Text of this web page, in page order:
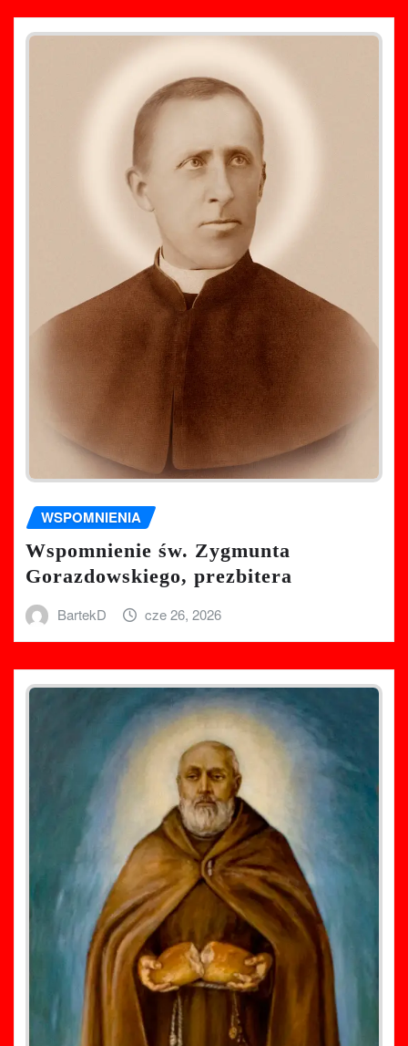
WSPOMNIENIA
Wspomnienie św. Zygmunta
Gorazdowskiego, prezbitera
BartekD cze 26, 2026